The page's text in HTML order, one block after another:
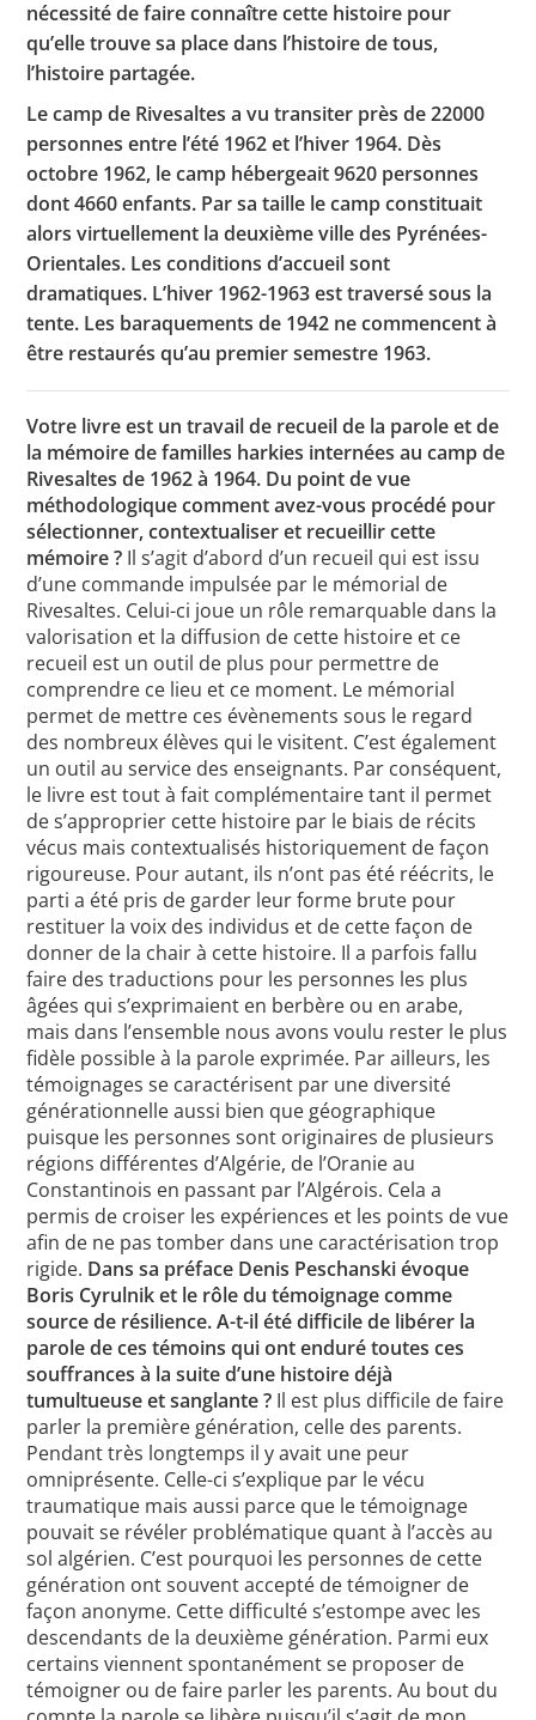
nécessité de faire connaître cette histoire pour
qu’elle trouve sa place dans l’histoire de tous,
l’histoire partagée.
Le camp de Rivesaltes a vu transiter près de 22000
personnes entre l’été 1962 et l’hiver 1964. Dès
octobre 1962, le camp hébergeait 9620 personnes
dont 4660 enfants. Par sa taille le camp constituait
alors virtuellement la deuxième ville des Pyrénées-
Orientales. Les conditions d’accueil sont
dramatiques. L’hiver 1962-1963 est traversé sous la
tente. Les baraquements de 1942 ne commencent à
être restaurés qu’au premier semestre 1963.
Votre livre est un travail de recueil de la parole et de
la mémoire de familles harkies internées au camp de
Rivesaltes de 1962 à 1964. Du point de vue
méthodologique comment avez-vous procédé pour
sélectionner, contextualiser et recueillir cette
mémoire ? Il s’agit d’abord d’un recueil qui est issu
d’une commande impulsée par le mémorial de
Rivesaltes. Celui-ci joue un rôle remarquable dans la
valorisation et la diffusion de cette histoire et ce
recueil est un outil de plus pour permettre de
comprendre ce lieu et ce moment. Le mémorial
permet de mettre ces évènements sous le regard
des nombreux élèves qui le visitent. C’est également
un outil au service des enseignants. Par conséquent,
le livre est tout à fait complémentaire tant il permet
de s’approprier cette histoire par le biais de récits
vécus mais contextualisés historiquement de façon
rigoureuse. Pour autant, ils n’ont pas été réécrits, le
parti a été pris de garder leur forme brute pour
restituer la voix des individus et de cette façon de
donner de la chair à cette histoire. Il a parfois fallu
faire des traductions pour les personnes les plus
âgées qui s’exprimaient en berbère ou en arabe,
mais dans l’ensemble nous avons voulu rester le plus
fidèle possible à la parole exprimée. Par ailleurs, les
témoignages se caractérisent par une diversité
générationnelle aussi bien que géographique
puisque les personnes sont originaires de plusieurs
régions différentes d’Algérie, de l’Oranie au
Constantinois en passant par l’Algérois. Cela a
permis de croiser les expériences et les points de vue
afin de ne pas tomber dans une caractérisation trop
rigide. Dans sa préface Denis Peschanski évoque
Boris Cyrulnik et le rôle du témoignage comme
source de résilience. A-t-il été difficile de libérer la
parole de ces témoins qui ont enduré toutes ces
souffrances à la suite d’une histoire déjà
tumultueuse et sanglante ? Il est plus difficile de faire
parler la première génération, celle des parents.
Pendant très longtemps il y avait une peur
omniprésente. Celle-ci s’explique par le vécu
traumatique mais aussi parce que le témoignage
pouvait se révéler problématique quant à l’accès au
sol algérien. C’est pourquoi les personnes de cette
génération ont souvent accepté de témoigner de
façon anonyme. Cette difficulté s’estompe avec les
descendants de la deuxième génération. Parmi eux
certains viennent spontanément se proposer de
témoigner ou de faire parler les parents. Au bout du